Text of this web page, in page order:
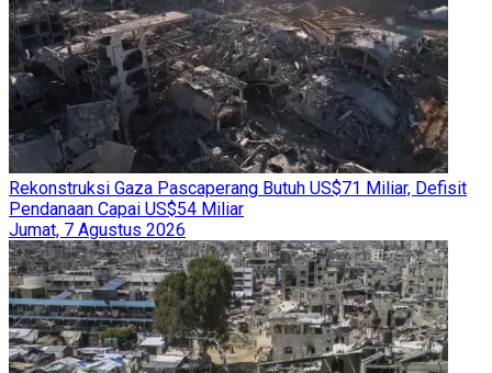
Rekonstruksi Gaza Pascaperang Butuh US$71 Miliar, Defisit
Pendanaan Capai US$54 Miliar
Jumat, 7 Agustus 2026